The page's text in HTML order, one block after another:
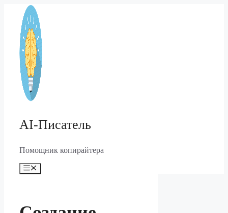
Перейти
содержимому
AI-Писатель
Помощник копирайтера
Меню